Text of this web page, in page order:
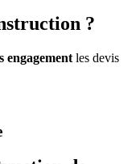
?
engagement les devis